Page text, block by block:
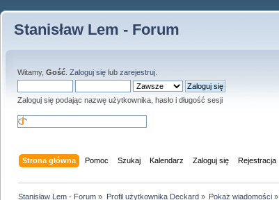
Stanisław Lem - Forum
Witamy, Gość Zaloguj się lub zarejestruj
Zaloguj się podając nazwę użytkownika, hasło i długość sesji
Strona główna Pomoc Szukaj Kalendarz Zaloguj się Rejestracja
Stanisław Lem - Forum » Profil użytkownika Deckard» Pokaż wiadomości»